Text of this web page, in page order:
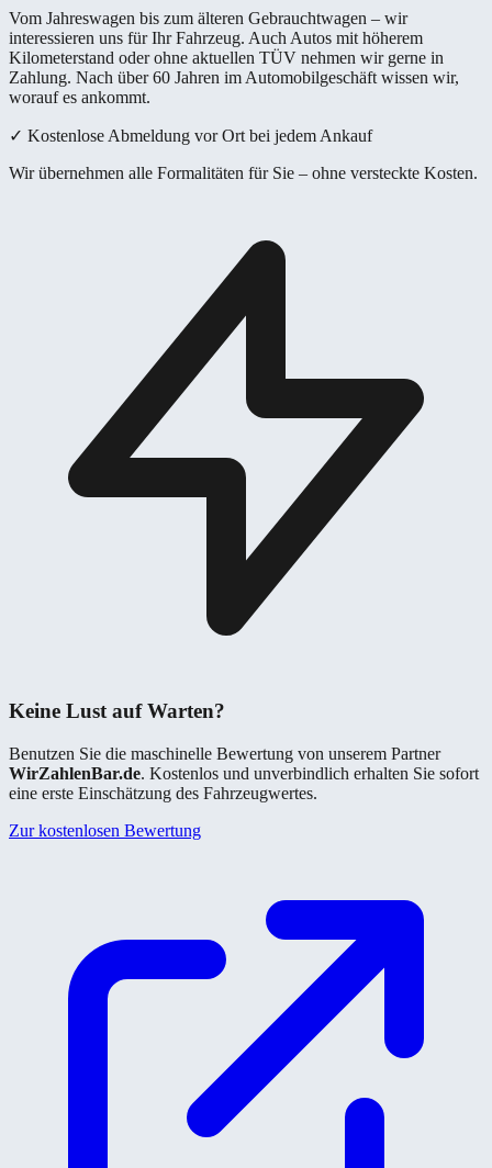
Vom Jahreswagen bis zum älteren Gebrauchtwagen – wir
interessieren uns für Ihr Fahrzeug. Auch Autos mit höherem
Kilometerstand oder ohne aktuellen TÜV nehmen wir gerne in
Zahlung. Nach über 60 Jahren im Automobilgeschäft wissen wir,
worauf es ankommt.
✓ Kostenlose Abmeldung vor Ort bei jedem Ankauf
Wir übernehmen alle Formalitäten für Sie – ohne versteckte Kosten.
Keine Lust auf Warten?
Benutzen Sie die maschinelle Bewertung von unserem Partner
WirZahlenBar.de. Kostenlos und unverbindlich erhalten Sie sofort
eine erste Einschätzung des Fahrzeugwertes.
Zur kostenlosen Bewertung